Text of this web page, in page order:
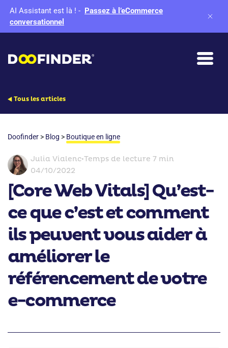
AI Assistant est là ! - Passez à l’eCommerce
conversationnel
Tous les articles
Doofinder > Blog > Boutique en ligne
Julia Vialenc•Temps de lecture 7 min
04/10/2022
[Core Web Vitals] Qu’est-
ce que c’est et comment
ils peuvent vous aider à
améliorer le
référencement de votre
e-commerce